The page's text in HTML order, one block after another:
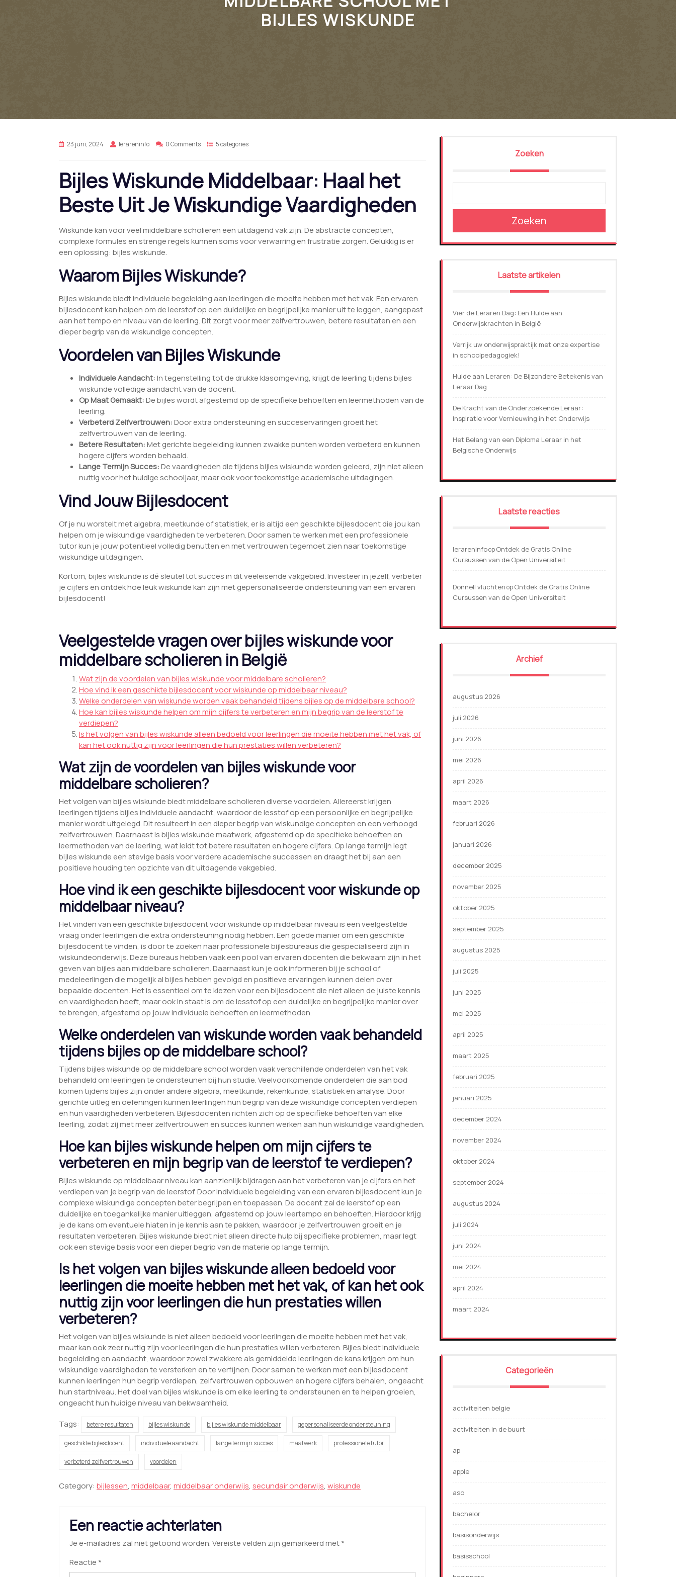
BIJLES WISKUNDE
23 juni, 2024 lerareninfo 0 Comments 5 categories
Bijles Wiskunde Middelbaar: Haal het
Beste Uit Je Wiskundige Vaardigheden
Wiskunde kan voor veel middelbare scholieren een uitdagend vak zijn. De abstracte concepten,
complexe formules en strenge regels kunnen soms voor verwarring en frustratie zorgen. Gelukkig is er
een oplossing: bijles wiskunde.
Waarom Bijles Wiskunde?
Bijles wiskunde biedt individuele begeleiding aan leerlingen die moeite hebben met het vak. Een ervaren
bijlesdocent kan helpen om de leerstof op een duidelijke en begrijpelijke manier uit te leggen, aangepast
aan het tempo en niveau van de leerling. Dit zorgt voor meer zelfvertrouwen, betere resultaten en een
dieper begrip van de wiskundige concepten.
Voordelen van Bijles Wiskunde
Individuele Aandacht:In tegenstelling tot de drukke klasomgeving, krijgt de leerling tijdens bijles
wiskunde volledige aandacht van de docent.
Op Maat Gemaakt:De bijles wordt afgestemd op de specifieke behoeften en leermethoden van de
leerling.
Verbeterd Zelfvertrouwen:Door extra ondersteuning en succeservaringen groeit het
zelfvertrouwen van de leerling.
Betere Resultaten:Met gerichte begeleiding kunnen zwakke punten worden verbeterd en kunnen
hogere cijfers worden behaald.
Lange Termijn Succes:De vaardigheden die tijdens bijles wiskunde worden geleerd, zijn niet alleen
nuttig voor het huidige schooljaar, maar ook voor toekomstige academische uitdagingen.
Vind Jouw Bijlesdocent
Of je nu worstelt met algebra, meetkunde of statistiek, er is altijd een geschikte bijlesdocent die jou kan
helpen om je wiskundige vaardigheden te verbeteren. Door samen te werken met een professionele
tutor kun je jouw potentieel volledig benutten en met vertrouwen tegemoet zien naar toekomstige
wiskundige uitdagingen.
Kortom, bijles wiskunde is dé sleutel tot succes in dit veeleisende vakgebied. Investeer in jezelf, verbeter
je cijfers en ontdek hoe leuk wiskunde kan zijn met gepersonaliseerde ondersteuning van een ervaren
bijlesdocent!
Veelgestelde vragen over bijles wiskunde voor
middelbare scholieren in België
Wat zijn de voordelen van bijles wiskunde voor middelbare scholieren?
Hoe vind ik een geschikte bijlesdocent voor wiskunde op middelbaar niveau?
Welke onderdelen van wiskunde worden vaak behandeld tijdens bijles op de middelbare school?
Hoe kan bijles wiskunde helpen om mijn cijfers te verbeteren en mijn begrip van de leerstof te
verdiepen?
Is het volgen van bijles wiskunde alleen bedoeld voor leerlingen die moeite hebben met het vak, of
kan het ook nuttig zijn voor leerlingen die hun prestaties willen verbeteren?
Wat zijn de voordelen van bijles wiskunde voor
middelbare scholieren?
Het volgen van bijles wiskunde biedt middelbare scholieren diverse voordelen. Allereerst krijgen
leerlingen tijdens bijles individuele aandacht, waardoor de lesstof op een persoonlijke en begrijpelijke
manier wordt uitgelegd. Dit resulteert in een dieper begrip van wiskundige concepten en een verhoogd
zelfvertrouwen. Daarnaast is bijles wiskunde maatwerk, afgestemd op de specifieke behoeften en
leermethoden van de leerling, wat leidt tot betere resultaten en hogere cijfers. Op lange termijn legt
bijles wiskunde een stevige basis voor verdere academische successen en draagt het bij aan een
positieve houding ten opzichte van dit uitdagende vakgebied.
Hoe vind ik een geschikte bijlesdocent voor wiskunde op
middelbaar niveau?
Het vinden van een geschikte bijlesdocent voor wiskunde op middelbaar niveau is een veelgestelde
vraag onder leerlingen die extra ondersteuning nodig hebben. Een goede manier om een geschikte
bijlesdocent te vinden, is door te zoeken naar professionele bijlesbureaus die gespecialiseerd zijn in
wiskundeonderwijs. Deze bureaus hebben vaak een pool van ervaren docenten die bekwaam zijn in het
geven van bijles aan middelbare scholieren. Daarnaast kun je ook informeren bij je school of
medeleerlingen die mogelijk al bijles hebben gevolgd en positieve ervaringen kunnen delen over
bepaalde docenten. Het is essentieel om te kiezen voor een bijlesdocent die niet alleen de juiste kennis
en vaardigheden heeft, maar ook in staat is om de lesstof op een duidelijke en begrijpelijke manier over
te brengen, afgestemd op jouw individuele behoeften en leermethoden.
Welke onderdelen van wiskunde worden vaak behandeld
tijdens bijles op de middelbare school?
Tijdens bijles wiskunde op de middelbare school worden vaak verschillende onderdelen van het vak
behandeld om leerlingen te ondersteunen bij hun studie. Veelvoorkomende onderdelen die aan bod
komen tijdens bijles zijn onder andere algebra, meetkunde, rekenkunde, statistiek en analyse. Door
gerichte uitleg en oefeningen kunnen leerlingen hun begrip van deze wiskundige concepten verdiepen
en hun vaardigheden verbeteren. Bijlesdocenten richten zich op de specifieke behoeften van elke
leerling, zodat zij met meer zelfvertrouwen en succes kunnen werken aan hun wiskundige vaardigheden.
Hoe kan bijles wiskunde helpen om mijn cijfers te
verbeteren en mijn begrip van de leerstof te verdiepen?
Bijles wiskunde op middelbaar niveau kan aanzienlijk bijdragen aan het verbeteren van je cijfers en het
verdiepen van je begrip van de leerstof. Door individuele begeleiding van een ervaren bijlesdocent kun je
complexe wiskundige concepten beter begrijpen en toepassen. De docent zal de leerstof op een
duidelijke en toegankelijke manier uitleggen, afgestemd op jouw leertempo en behoeften. Hierdoor krijg
je de kans om eventuele hiaten in je kennis aan te pakken, waardoor je zelfvertrouwen groeit en je
resultaten verbeteren. Bijles wiskunde biedt niet alleen directe hulp bij specifieke problemen, maar legt
ook een stevige basis voor een dieper begrip van de materie op lange termijn.
Is het volgen van bijles wiskunde alleen bedoeld voor
leerlingen die moeite hebben met het vak, of kan het ook
nuttig zijn voor leerlingen die hun prestaties willen
verbeteren?
Het volgen van bijles wiskunde is niet alleen bedoeld voor leerlingen die moeite hebben met het vak,
maar kan ook zeer nuttig zijn voor leerlingen die hun prestaties willen verbeteren. Bijles biedt individuele
begeleiding en aandacht, waardoor zowel zwakkere als gemiddelde leerlingen de kans krijgen om hun
wiskundige vaardigheden te versterken en te verfijnen. Door samen te werken met een bijlesdocent
kunnen leerlingen hun begrip verdiepen, zelfvertrouwen opbouwen en hogere cijfers behalen, ongeacht
hun startniveau. Het doel van bijles wiskunde is om elke leerling te ondersteunen en te helpen groeien,
ongeacht hun huidige niveau van bekwaamheid.
Tags:
betere resultaten bijles wiskunde bijles wiskunde middelbaar gepersonaliseerde ondersteuning
geschikte bijlesdocent individuele aandacht lange termijn succes maatwerk professionele tutor
verbeterd zelfvertrouwen voordelen
Category: bijlessen, middelbaar, middelbaar onderwijs, secundair onderwijs, wiskunde
Een reactie achterlaten
Je e-mailadres zal niet getoond worden.Vereiste velden zijn gemarkeerd met*
Reactie *
Zoeken
Zoeken
Laatste artikelen
Vier de Leraren Dag: Een Hulde aan
Onderwijskrachten in België
Verrijk uw onderwijspraktijk met onze expertise
in schoolpedagogiek!
Hulde aan Leraren: De Bijzondere Betekenis van
Leraar Dag
De Kracht van de Onderzoekende Leraar:
Inspiratie voor Vernieuwing in het Onderwijs
Het Belang van een Diploma Leraar in het
Belgische Onderwijs
Laatste reacties
lerareninfoopOntdek de Gratis Online
Cursussen van de Open Universiteit
Donnell vluchtenopOntdek de Gratis Online
Cursussen van de Open Universiteit
Archief
augustus 2026
juli 2026
juni 2026
mei 2026
april 2026
maart 2026
februari 2026
januari 2026
december 2025
november 2025
oktober 2025
september 2025
augustus 2025
juli 2025
juni 2025
mei 2025
april 2025
maart 2025
februari 2025
januari 2025
december 2024
november 2024
oktober 2024
september 2024
augustus 2024
juli 2024
juni 2024
mei 2024
april 2024
maart 2024
Categorieën
activiteiten belgie
activiteiten in de buurt
ap
apple
aso
bachelor
basisonderwijs
basisschool